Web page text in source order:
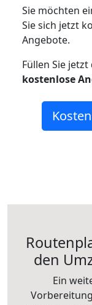
Sie möchten
Sie sich jetzt
Angebote.
Füllen Sie
kostenlose
den
Ein